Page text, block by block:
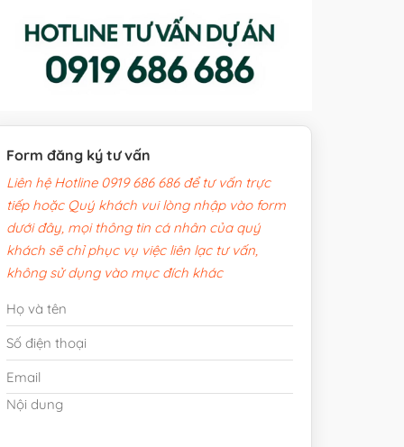
Form đăng ký tư vấn
Liên hệ Hotline 0919 686 686 để tư vấn trực
tiếp hoặc Quý khách vui lòng nhập vào form
dưới đây, mọi thông tin cá nhân của quý
khách sẽ chỉ phục vụ việc liên lạc tư vấn,
không sử dụng vào mục đích khác